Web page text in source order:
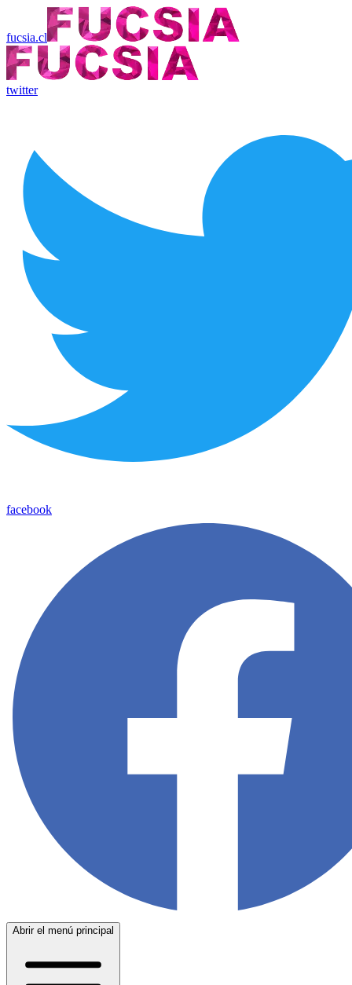
fucsia.cl
twitter
facebook
Abrir el menú principal